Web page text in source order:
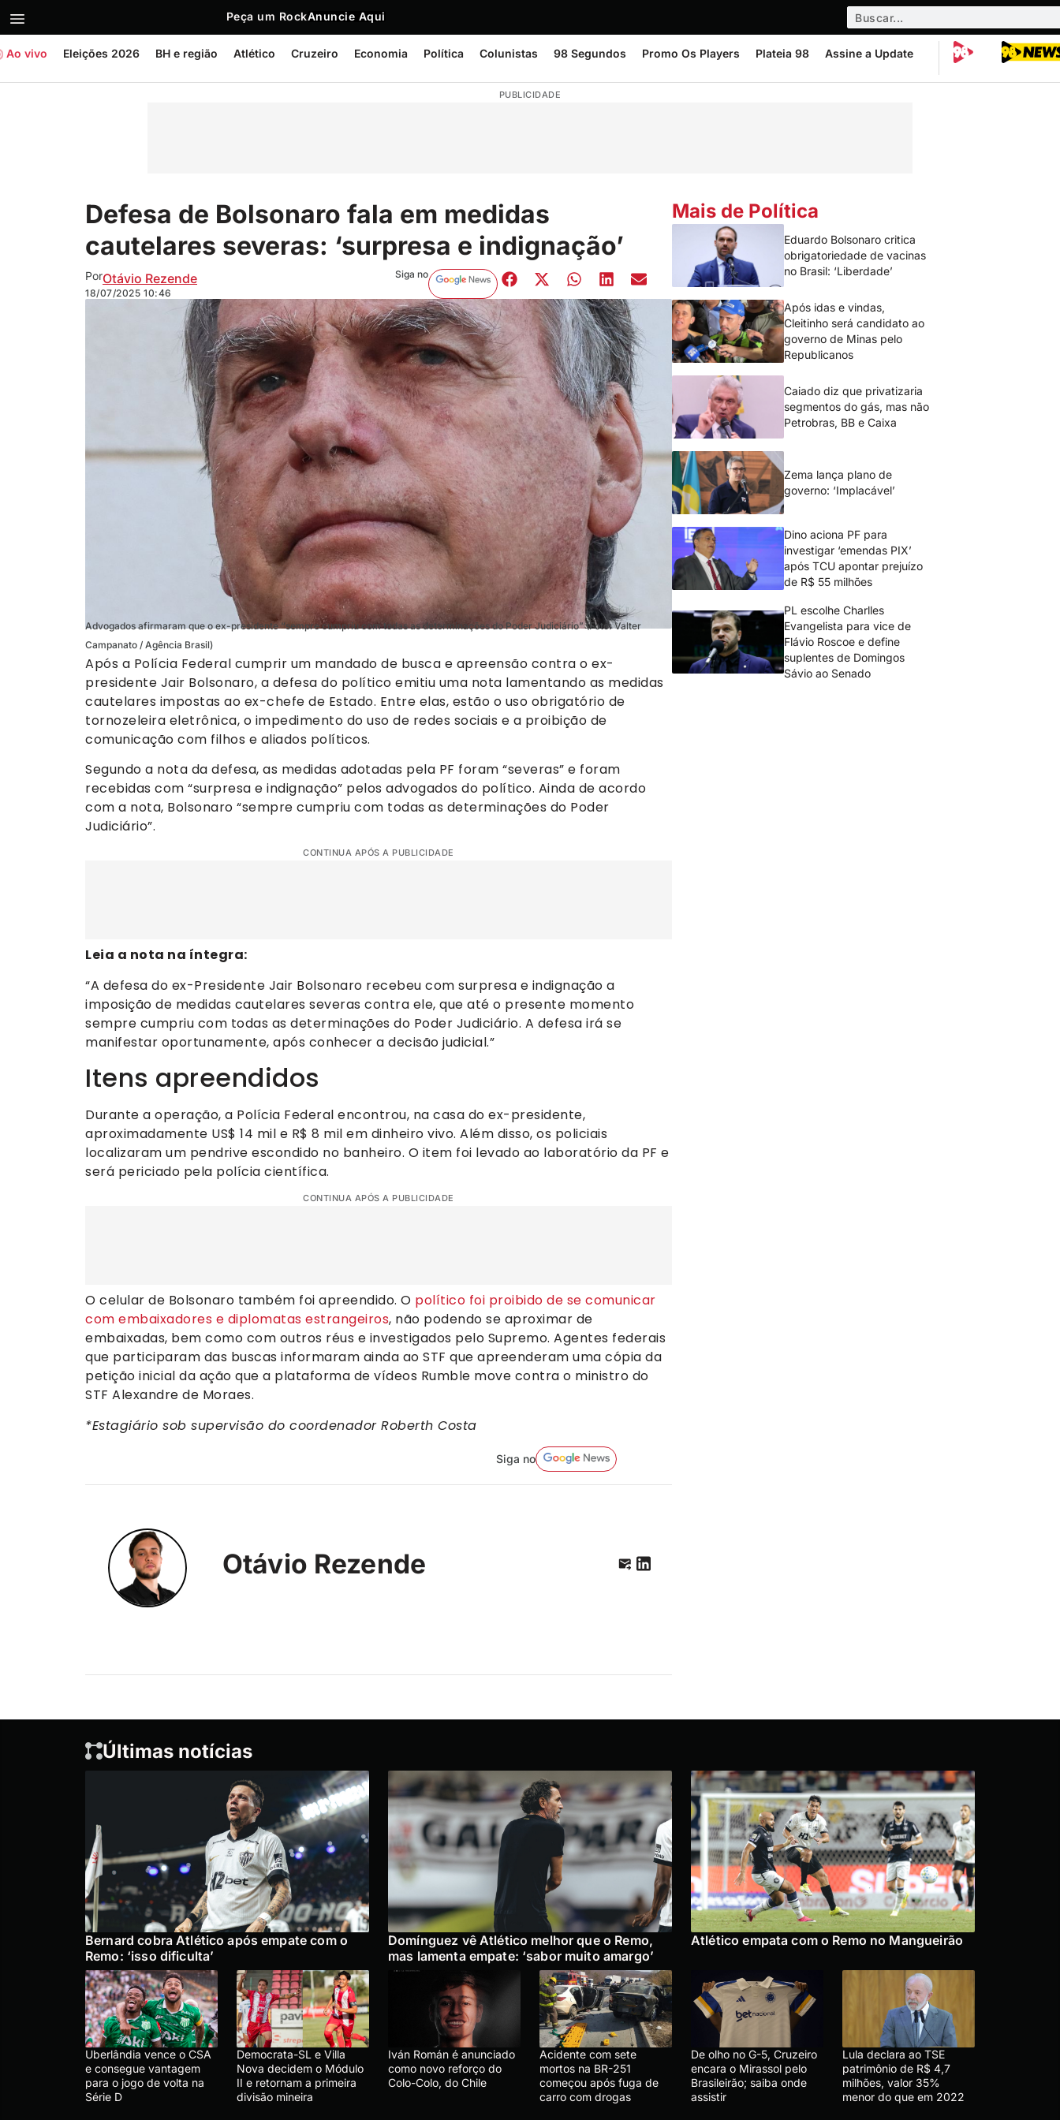
Peça um RockAnuncie Aqui
Ao vivo Eleições 2026 BH e região Atlético Cruzeiro Economia Política Colunistas 98 Segundos Promo Os Players Plateia 98 Assine a Update
PUBLICIDADE
Defesa de Bolsonaro fala em medidas
cautelares severas: ‘surpresa e indignação’
PorOtávio Rezende
18/07/2025 10:46
Siga no
Advogados afirmaram que o ex-presidente “sempre cumpriu com todas as determinações do Poder Judiciário” (Foto: Valter
Campanato / Agência Brasil)
Após a Polícia Federal cumprir um mandado de busca e apreensão contra o ex-
presidente Jair Bolsonaro, a defesa do político emitiu uma nota lamentando as medidas
cautelares impostas ao ex-chefe de Estado. Entre elas, estão o uso obrigatório de
tornozeleira eletrônica, o impedimento do uso de redes sociais e a proibição de
comunicação com filhos e aliados políticos.
Segundo a nota da defesa, as medidas adotadas pela PF foram “severas” e foram
recebidas com “surpresa e indignação” pelos advogados do político. Ainda de acordo
com a nota, Bolsonaro “sempre cumpriu com todas as determinações do Poder
Judiciário”.
CONTINUA APÓS A PUBLICIDADE
Leia a nota na íntegra:
“A defesa do ex-Presidente Jair Bolsonaro recebeu com surpresa e indignação a
imposição de medidas cautelares severas contra ele, que até o presente momento
sempre cumpriu com todas as determinações do Poder Judiciário. A defesa irá se
manifestar oportunamente, após conhecer a decisão judicial.”
Itens apreendidos
Durante a operação, a Polícia Federal encontrou, na casa do ex-presidente,
aproximadamente US$ 14 mil e R$ 8 mil em dinheiro vivo. Além disso, os policiais
localizaram um pendrive escondido no banheiro. O item foi levado ao laboratório da PF e
será periciado pela polícia científica.
CONTINUA APÓS A PUBLICIDADE
O celular de Bolsonaro também foi apreendido. O político foi proibido de se comunicar
com embaixadores e diplomatas estrangeiros, não podendo se aproximar de
embaixadas, bem como com outros réus e investigados pelo Supremo. Agentes federais
que participaram das buscas informaram ainda ao STF que apreenderam uma cópia da
petição inicial da ação que a plataforma de vídeos Rumble move contra o ministro do
STF Alexandre de Moraes.
*Estagiário sob supervisão do coordenador Roberth Costa
Siga no
Otávio Rezende
Mais de Política
Eduardo Bolsonaro critica
obrigatoriedade de vacinas
no Brasil: ‘Liberdade’
Após idas e vindas,
Cleitinho será candidato ao
governo de Minas pelo
Republicanos
Caiado diz que privatizaria
segmentos do gás, mas não
Petrobras, BB e Caixa
Zema lança plano de
governo: ‘Implacável’
Dino aciona PF para
investigar ‘emendas PIX’
após TCU apontar prejuízo
de R$ 55 milhões
PL escolhe Charlles
Evangelista para vice de
Flávio Roscoe e define
suplentes de Domingos
Sávio ao Senado
Últimas notícias
Bernard cobra Atlético após empate com o
Remo: ‘isso dificulta’
Domínguez vê Atlético melhor que o Remo,
mas lamenta empate: ‘sabor muito amargo’
Atlético empata com o Remo no Mangueirão
Uberlândia vence o CSA
e consegue vantagem
para o jogo de volta na
Série D
Democrata-SL e Villa
Nova decidem o Módulo
II e retornam a primeira
divisão mineira
Iván Román é anunciado
como novo reforço do
Colo-Colo, do Chile
Acidente com sete
mortos na BR-251
começou após fuga de
carro com drogas
De olho no G-5, Cruzeiro
encara o Mirassol pelo
Brasileirão; saiba onde
assistir
Lula declara ao TSE
patrimônio de R$ 4,7
milhões, valor 35%
menor do que em 2022